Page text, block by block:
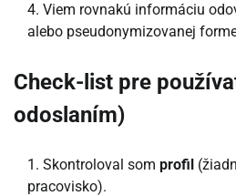
Viem rovnakú informáciu
alebo pseudonymizovanej
Check-list pre
odoslaním)
Skontroloval som profil
pracovisko).